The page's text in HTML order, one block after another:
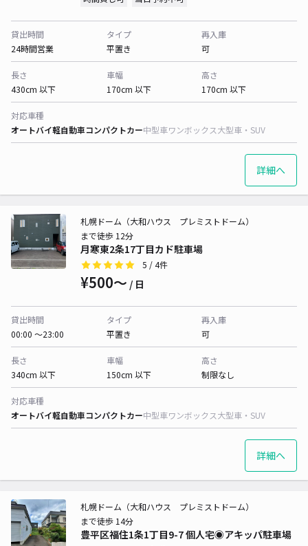
貸出時間
24時間営業
タイプ
平置き
再入庫
可
長さ
430cm 以下
車幅
170cm 以下
高さ
170cm 以下
対応車種
オートバイ軽自動車コンパクトカー中型車ワンボックス大型車・SUV
詳細へ
月寒東2条17丁目カド駐車場
札幌ドーム（大和ハウス プレミストドーム）
まで徒歩 12分
5 / 4件
¥500〜 / 日
貸出時間
00:00 〜23:00
タイプ
平置き
再入庫
可
長さ
340cm 以下
車幅
150cm 以下
高さ
制限なし
対応車種
オートバイ軽自動車コンパクトカー中型車ワンボックス大型車・SUV
詳細へ
豊平区福住1条1丁目9-7 個人宅◉アキッパ駐車場
札幌ドーム（大和ハウス プレミストドーム）
まで徒歩 14分